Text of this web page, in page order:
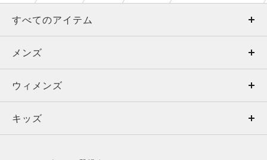
すべてのアイテム
メンズ
ウィメンズ
キッズ
メンズ
トップス
ボトムス
ウィメンズ
トップス
キッズ